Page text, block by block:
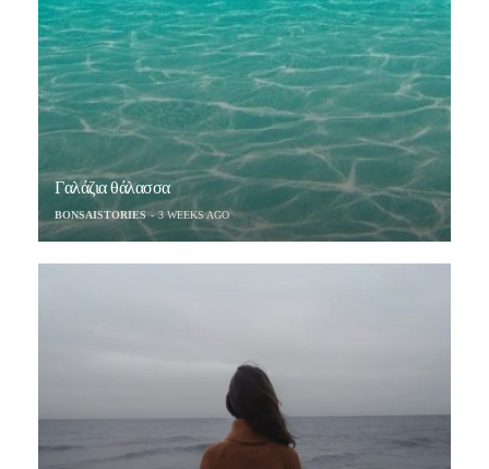
Γαλάζια θάλασσα
BONSAISTORIES 3 WEEKS AGO